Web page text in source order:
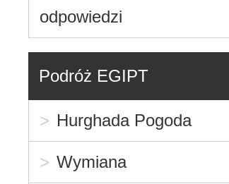
odpowiedzi
Podróż EGIPT
Hurghada Pogoda
Wymiana